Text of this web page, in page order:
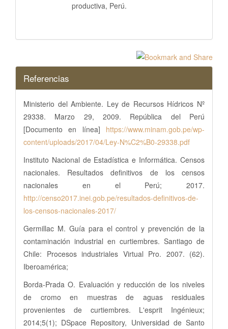
productiva, Perú.
Referencias
Ministerio del Ambiente. Ley de Recursos Hídricos Nº
29338. Marzo 29, 2009. República del Perú
[Documento en línea] https://www.minam.gob.pe/wp-
content/uploads/2017/04/Ley-N%C2%B0-29338.pdf
Instituto Nacional de Estadística e Informática. Censos
nacionales. Resultados definitivos de los censos
nacionales en el Perú; 2017.
http://censo2017.inei.gob.pe/resultados-definitivos-de-
los-censos-nacionales-2017/
Germillac M. Guía para el control y prevención de la
contaminación industrial en curtiembres. Santiago de
Chile: Procesos industriales Virtual Pro. 2007. (62).
Iberoamérica;
Borda-Prada O. Evaluación y reducción de los niveles
de cromo en muestras de aguas residuales
provenientes de curtiembres. L'esprit Ingénieux;
2014;5(1); DSpace Repository, Universidad de Santo